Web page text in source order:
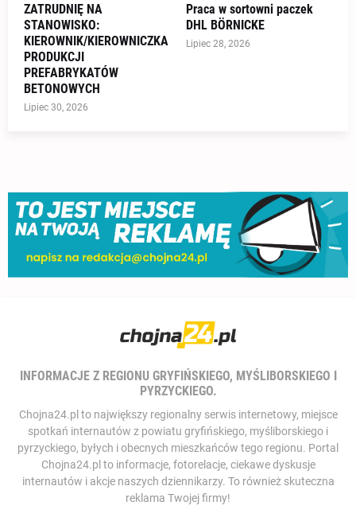
ZATRUDNIĘ NA
STANOWISKO:
KIEROWNIK/KIEROWNICZKA
PRODUKCJI
PREFABRYKATÓW
BETONOWYCH
Lipiec 30, 2026
Praca w sortowni paczek
DHL BÖRNICKE
Lipiec 28, 2026
INFORMACJE Z REGIONU GRYFIŃSKIEGO, MYŚLIBORSKIEGO I
PYRZYCKIEGO.
Chojna24.pl to największy regionalny serwis internetowy, miejsce
spotkań internautów z powiatu gryfińskiego, myśliborskiego i
pyrzyckiego, byłych i obecnych mieszkańców tego regionu. Portal
Chojna24.pl to informacje, fotorelacje, ciekawe dyskusje
internautów i akcje naszych dziennikarzy. To również skuteczna
reklama Twojej firmy!